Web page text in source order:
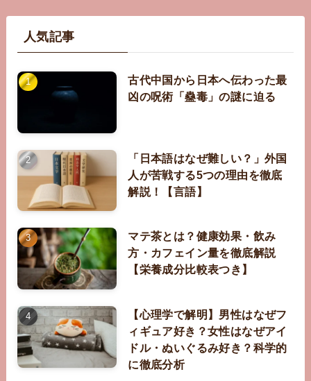
人気記事
古代中国から日本へ伝わった最
凶の呪術「蠱毒」の謎に迫る
「日本語はなぜ難しい？」外国
人が苦戦する5つの理由を徹底
解説！【言語】
マテ茶とは？健康効果・飲み
方・カフェイン量を徹底解説
【栄養成分比較表つき】
【心理学で解明】男性はなぜフ
ィギュア好き？女性はなぜアイ
ドル・ぬいぐるみ好き？科学的
に徹底分析